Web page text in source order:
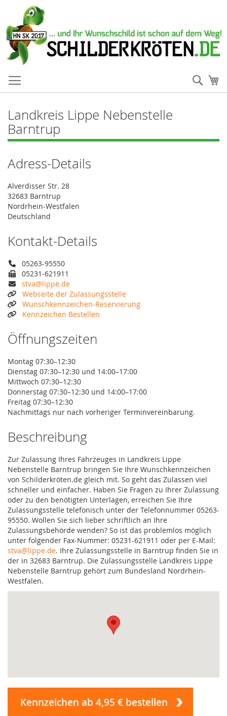
Landkreis Lippe Nebenstelle
Barntrup
Adress-Details
Alverdisser Str. 28
32683 Barntrup
Nordrhein-Westfalen
Deutschland
Kontakt-Details
05263-95550
05231-621911
stva@lippe.de
Webseite der Zulassungsstelle
Wunschkennzeichen-Reservierung
Kennzeichen Bestellen
Öffnungszeiten
Montag 07:30–12:30
Dienstag 07:30–12:30 und 14:00–17:00
Mittwoch 07:30–12:30
Donnerstag 07:30–12:30 und 14:00–17:00
Freitag 07:30–12:30
Nachmittags nur nach vorheriger Terminvereinbarung.
Beschreibung
Zur Zulassung Ihres Fahrzeuges in Landkreis Lippe
Nebenstelle Barntrup bringen Sie Ihre Wunschkennzeichen
von Schilderkröten.de gleich mit. So geht das Zulassen viel
schneller und einfacher. Haben Sie Fragen zu Ihrer Zulassung
oder zu den benötigten Unterlagen, erreichen Sie Ihre
Zulassungsstelle telefonisch unter der Telefonnummer 05263-
95550. Wollen Sie sich lieber schriftlich an Ihre
Zulassungsbehörde wenden? So ist das problemlos möglich
unter folgender Fax-Nummer: 05231-621911 oder per E-Mail:
stva@lippe.de. Ihre Zulassungsstelle in Barntrup finden Sie in
der in 32683 Barntrup. Die Zulassungsstelle Landkreis Lippe
Nebenstelle Barntrup gehört zum Bundesland Nordrhein-
Westfalen.
Kennzeichen ab 4,95 € bestellen